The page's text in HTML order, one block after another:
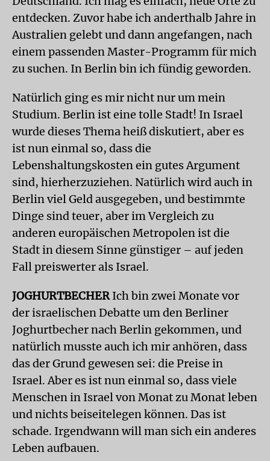
entdecken. Zuvor habe ich anderthalb Jahre in
Australien gelebt und dann angefangen, nach
einem passenden Master-Programm für mich
zu suchen. In Berlin bin ich fündig geworden.
Natürlich ging es mir nicht nur um mein
Studium. Berlin ist eine tolle Stadt! In Israel
wurde dieses Thema heiß diskutiert, aber es
ist nun einmal so, dass die
Lebenshaltungskosten ein gutes Argument
sind, hierherzuziehen. Natürlich wird auch in
Berlin viel Geld ausgegeben, und bestimmte
Dinge sind teuer, aber im Vergleich zu
anderen europäischen Metropolen ist die
Stadt in diesem Sinne günstiger – auf jeden
Fall preiswerter als Israel.
JOGHURTBECHERIch bin zwei Monate vor
der israelischen Debatte um den Berliner
Joghurtbecher nach Berlin gekommen, und
natürlich musste auch ich mir anhören, dass
das der Grund gewesen sei: die Preise in
Israel. Aber es ist nun einmal so, dass viele
Menschen in Israel von Monat zu Monat leben
und nichts beiseitelegen können. Das ist
schade. Irgendwann will man sich ein anderes
Leben aufbauen.